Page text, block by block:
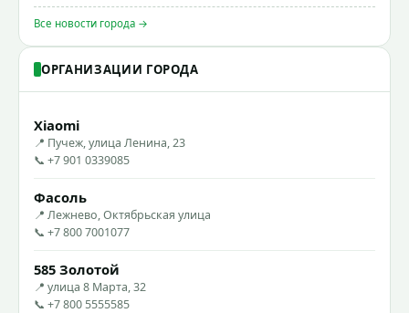
Все новости города →
ОРГАНИЗАЦИИ ГОРОДА
Xiaomi
📍 Пучеж, улица Ленина, 23
📞 +7 901 0339085
Фасоль
📍 Лежнево, Октябрьская улица
📞 +7 800 7001077
585 Золотой
📍 улица 8 Марта, 32
📞 +7 800 5555585